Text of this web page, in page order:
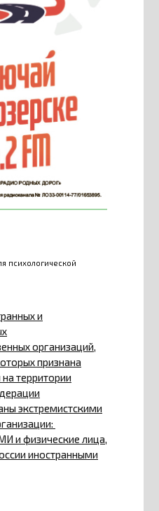
психологической
и
организаций,
признана
территории
экстремистскими
и физические лица,
иностранными